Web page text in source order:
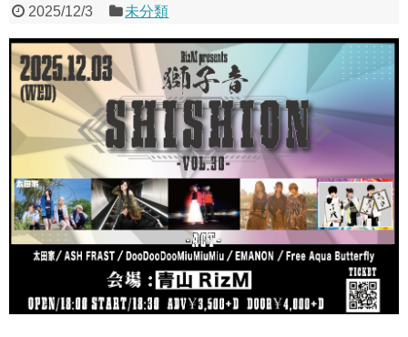
2025/12/3 未分類